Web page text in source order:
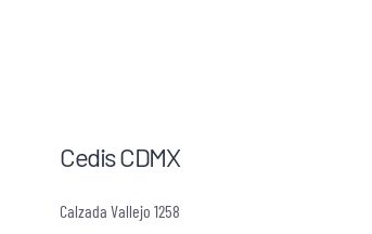
Cedis CDMX
Calzada Vallejo 1258